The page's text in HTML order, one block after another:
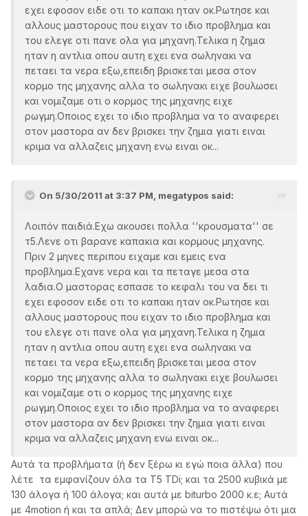
εχει εφοσον ειδε οτι το καπακι ηταν οκ.Ρωτησε και
αλλους μαστορους που ειχαν το ιδιο προβλημα και
του ελεγε οτι πανε ολα για μηχανη.Τελικα η ζημια
ηταν η αντλια οπου αυτη εχει ενα σωληνακι να
πεταει τα νερα εξω,επειδη βρισκεται μεσα στον
κορμο της μηχανης αλλα το σωληνακι ειχε βουλωσει
και νομιζαμε οτι ο κορμος της μηχανης ειχε
ρωγμη.Οποιος εχει το ιδιο προβλημα να το αναφερει
στον μαστορα αν δεν βρισκει την ζημια γιατι ειναι
κριμα να αλλαζεις μηχανη ενω ειναι οκ...
On 5/30/2011 at 3:37 PM, megatypos said:
Λοιπόν παιδιά.Εχω ακουσει πολλα ''κρουσματα'' σε
τ5.Λενε οτι βαρανε καπακια και κορμους μηχανης.
Πριν 2 μηνες περιπου ειχαμε και εμεις ενα
προβλημα.Εχανε νερα και τα πεταγε μεσα στα
λαδια.Ο μαστορας εσπασε το κεφαλι του να δει τι
εχει εφοσον ειδε οτι το καπακι ηταν οκ.Ρωτησε και
αλλους μαστορους που ειχαν το ιδιο προβλημα και
του ελεγε οτι πανε ολα για μηχανη.Τελικα η ζημια
ηταν η αντλια οπου αυτη εχει ενα σωληνακι να
πεταει τα νερα εξω,επειδη βρισκεται μεσα στον
κορμο της μηχανης αλλα το σωληνακι ειχε βουλωσει
και νομιζαμε οτι ο κορμος της μηχανης ειχε
ρωγμη.Οποιος εχει το ιδιο προβλημα να το αναφερει
στον μαστορα αν δεν βρισκει την ζημια γιατι ειναι
κριμα να αλλαζεις μηχανη ενω ειναι οκ...
Αυτά τα προβλήματα (ή δεν ξέρω κι εγώ ποια άλλα) που
λέτε τα εμφανίζουν όλα τα Τ5 TDi; και τα 2500 κυβικά με
130 άλογα ή 100 άλογα; και αυτά με biturbo 2000 κ.ε; Αυτά
με 4motion ή και τα απλά; Δεν μπορώ να το πιστέψω ότι μια